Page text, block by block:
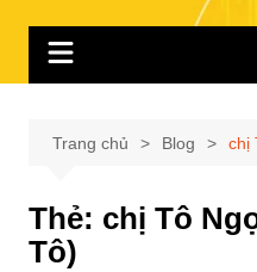
Trang chủ Blog chị
Thẻ: chị Tô
Tô)